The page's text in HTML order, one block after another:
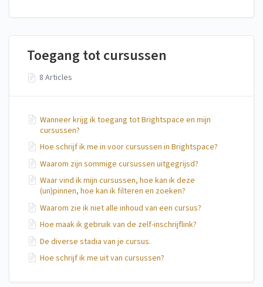
Toegang tot cursussen
8 Articles
Wanneer krijg ik toegang tot Brightspace en mijn
cursussen?
Hoe schrijf ik me in voor cursussen in Brightspace?
Waarom zijn sommige cursussen uitgegrijsd?
Waar vind ik mijn cursussen, hoe kan ik deze
(un)pinnen, hoe kan ik filteren en zoeken?
Waarom zie ik niet alle inhoud van een cursus?
Hoe maak ik gebruik van de zelf-inschrijflink?
De diverse stadia van je cursus.
Hoe schrijf ik me uit van cursussen?